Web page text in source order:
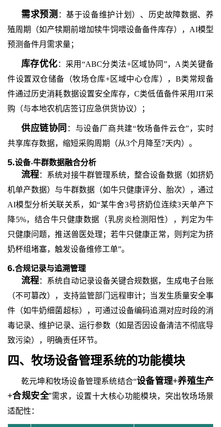
需求预测 ：基于设备维护计划）、历史故障数据、养
殖周期（如产犊期前增加犊牛饲喂设备备件库存）， AI模型
预测备件月需求量；
库存优化 ：采用 “ABC分类法+区域协同”，A类关键备
件设置双仓储备（牧场仓库+区域中心仓库），B类常规备
件通过历史消耗数据设置安全库存，C类低值备件采用JIT采
购（与本地农机店签订应急供货协议）；
供应链协同 ：与设备厂商共建“牧场备件云仓”，实时
共享库存数据，缩短采购周期（从3个月降至7天内）。
5.设备-牛群数据融合分析
流程：系统对接牛群管理系统，整合设备数据（如挤奶
机单产数据）与牛群数据（如牛只健康评分、胎次），通过
AI模型分析关联关系，如“某牛舍3号挤奶位连续3天单产下
降5%，结合牛只健康数据（乳房炎检测阳性），判定为牛
只健康问题，推送兽医处理；若牛只健康正常，则判定为挤
奶杯组堵塞，触发设备维修工单”。
6.合规记录与追溯管理
流程：系统自动记录设备关键合规数据，生成电子台账
（不可篡改），支持监管部门远程审计；当发生质量安全事
件（如牛奶细菌超标），可通过设备编码追溯对应时段的消
毒记录、维护记录、运行参数（如是否因设备清洁不彻底导
致污染），明确责任环节。
四、牧场设备管理系统的功能模块
乾元坤和牧场设备管理系统结合“设备管理+养殖生产
+合规安全”需求，设置十大核心功能模块，突出牧场场景
适配性：